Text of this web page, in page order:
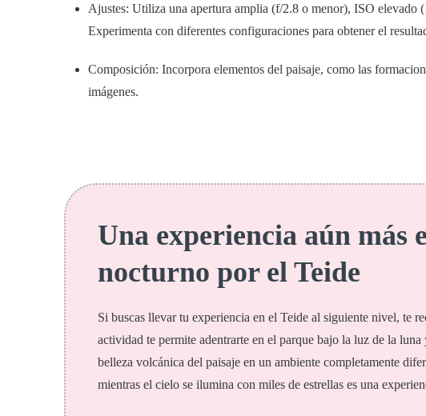
Ajustes: Utiliza una apertura amplia (f/2.8 o menor), ISO elevado
Experimenta con diferentes configuraciones para obtener el
Composición: Incorpora elementos del paisaje, como las
imágenes.
Una experiencia aún más
nocturno por el Teide
Si buscas llevar tu experiencia en el Teide al siguiente nivel, te
actividad te permite adentrarte en el parque bajo la luz de la
belleza volcánica del paisaje en un ambiente completamente
mientras el cielo se ilumina con miles de estrellas es una